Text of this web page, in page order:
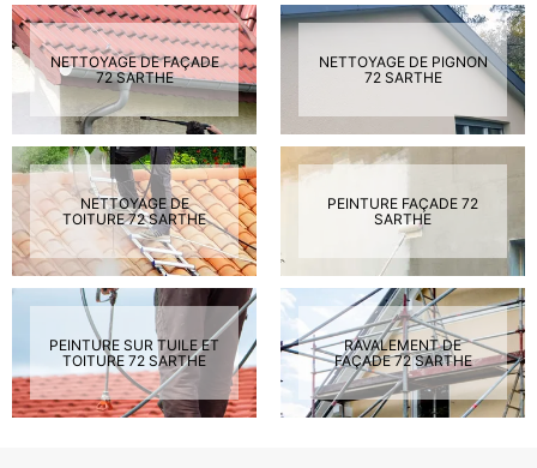
NETTOYAGE DE FAÇADE
72 SARTHE
NETTOYAGE DE PIGNON
72 SARTHE
NETTOYAGE DE
TOITURE 72 SARTHE
PEINTURE FAÇADE 72
SARTHE
PEINTURE SUR TUILE ET
TOITURE 72 SARTHE
RAVALEMENT DE
FAÇADE 72 SARTHE